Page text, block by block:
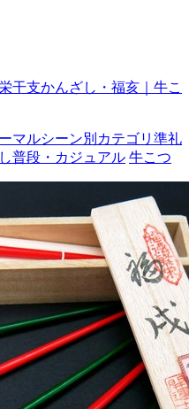
干支かんざし・福亥｜牛こ
マルシーン別カテゴリ 準礼
普段・カジュアル 牛こつ